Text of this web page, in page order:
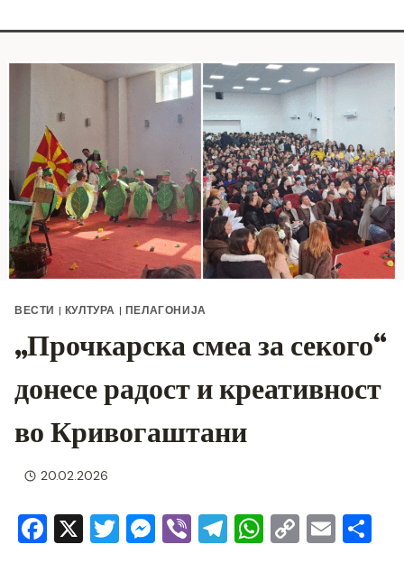
ВЕСТИ | КУЛТУРА | ПЕЛАГОНИЈА
„Прочкарска смеа за секого“
донесе радост и креативност
во Кривогаштани
20.02.2026
F X T M Vi T W C E